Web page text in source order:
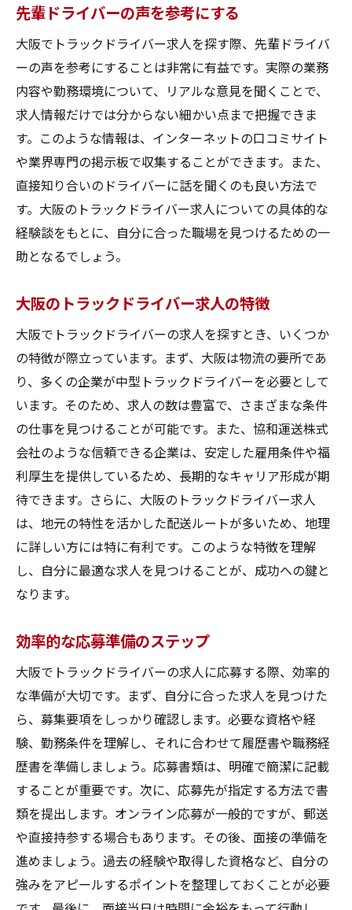
大阪トラックドライバー求人の詳細と応募の流
れ
求人の検索方法
応募書類の準備手順
面接までの流れ
採用後の手続き
試用期間中の心得
正式採用後のフォロー体制
大阪で理想のトラックドライバー求人を見つけ
希望条件と現実のバランス
求人情報の見極め方
面接での自己PR方法
仕事を選ぶ際の優先事項
成功する転職活動のポイント
先輩ドライバーの声を参考にする
大阪でトラックドライバー求人を探す際、先輩ドライバ
ーの声を参考にすることは非常に有益です。実際の業務
内容や勤務環境について、リアルな意見を聞くことで、
求人情報だけでは分からない細かい点まで把握できま
す。このような情報は、インターネットの口コミサイト
や業界専門の掲示板で収集することができます。また、
直接知り合いのドライバーに話を聞くのも良い方法で
す。大阪のトラックドライバー求人についての具体的な
経験談をもとに、自分に合った職場を見つけるための一
助となるでしょう。
大阪のトラックドライバー求人の特徴
大阪でトラックドライバーの求人を探すとき、いくつか
の特徴が際立っています。まず、大阪は物流の要所であ
り、多くの企業が中型トラックドライバーを必要として
います。そのため、求人の数は豊富で、さまざまな条件
の仕事を見つけることが可能です。また、協和運送株式
会社のような信頼できる企業は、安定した雇用条件や福
利厚生を提供しているため、長期的なキャリア形成が期
待できます。さらに、大阪のトラックドライバー求人
は、地元の特性を活かした配送ルートが多いため、地理
に詳しい方には特に有利です。このような特徴を理解
し、自分に最適な求人を見つけることが、成功への鍵と
なります。
効率的な応募準備のステップ
大阪でトラックドライバーの求人に応募する際、効率的
な準備が大切です。まず、自分に合った求人を見つけた
ら、募集要項をしっかり確認します。必要な資格や経
験、勤務条件を理解し、それに合わせて履歴書や職務経
歴書を準備しましょう。応募書類は、明確で簡潔に記載
することが重要です。次に、応募先が指定する方法で書
類を提出します。オンライン応募が一般的ですが、郵送
や直接持参する場合もあります。その後、面接の準備を
進めましょう。過去の経験や取得した資格など、自分の
強みをアピールするポイントを整理しておくことが必要